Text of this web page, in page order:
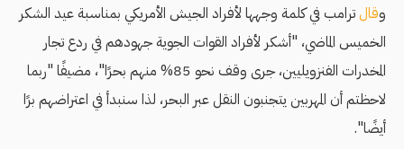
وقالترامب في كلمة وجهها لأفراد الجيش الأمريكي بمناسبة عيد الشكر
الخميس الماضي، "أشكر لأفراد القوات الجوية جهودهم في ردع تجار
المخدرات الفنزويليين، جرى وقف نحو 85% منهم بحرًا"، مضيفًا "ربما
لاحظتم أن المهربين يتجنبون النقل عبر البحر، لذا سنبدأ في اعتراضهم برًا
أيضًا".